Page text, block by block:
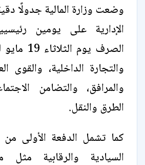
وضعت وزارة المالية جدولًا
الإدارية على يومين
الصرف يوم
والتجارة الداخلية، والقوى
والمرافق، والتضامن
الطرق والنقل.
كما تشمل الدفعة الأولى
السيادية والرقابية